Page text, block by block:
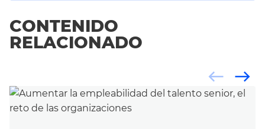
CONTENIDO
RELACIONADO
east
west